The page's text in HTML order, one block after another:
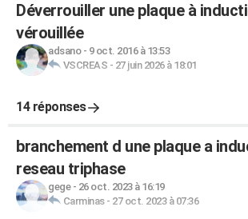
Déverrouiller une plaque à
vérouillée
adsano- 9 oct. 2016 à 13:53
VSCREAS - 27 juin 2026 à 18:01
14 réponses
branchement d une plaque a
reseau triphase
gege- 26 oct. 2023 à 16:19
Carminas- 27 oct. 2023 à 07:36